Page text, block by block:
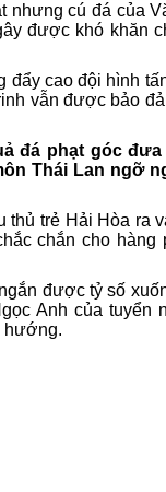
nhưng cú đá của
được khó khăn
đẩy cao đội hình
vẫn được bảo
đá phạt góc
Thái Lan ngỡ
thủ trẻ Hải Hòa ra
chắn cho hàng
được tỷ số
Anh của tuyển
hướng.